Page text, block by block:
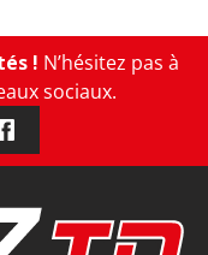
! N’hésitez pas à
sociaux.